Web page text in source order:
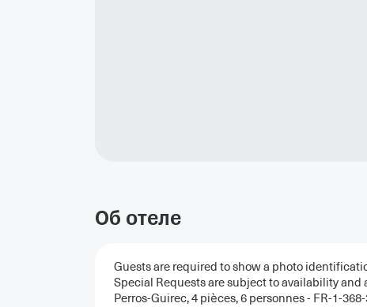
Об отеле
Guests are required to show a photo
Special Requests are subject to availability
Perros-Guirec, 4 pièces, 6 personnes - FR-1-